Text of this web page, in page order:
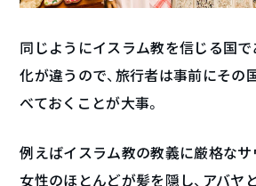
同じようにイスラム教を信じる国
化が違うので、旅行者は事前にその
べておくことが大事。
例えばイスラム教の教義に厳格なサ
女性のほとんどが髪を隠し、アバヤ